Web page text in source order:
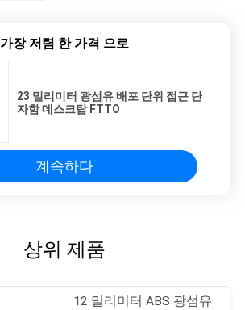
가장 저렴 한 가격 으로
23 밀리미터 광섬유 배포 단위 접근 단
자함 데스크탑 FTTO
계속하다
상위 제품
12 밀리미터 ABS 광섬유